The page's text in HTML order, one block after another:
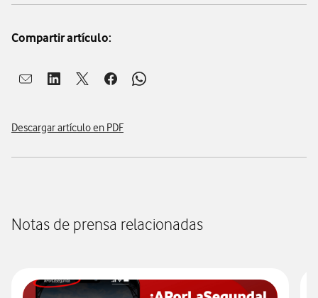
Compartir artículo:
Abrir ventana para compartir en mail
Abrir ventana para compartir en linkedin
Abrir ventana para compartir en twitter
Abrir ventana para compartir en facebook
Abrir ventana para compartir en
Descargar artículo en PDF
Notas de prensa relacionadas